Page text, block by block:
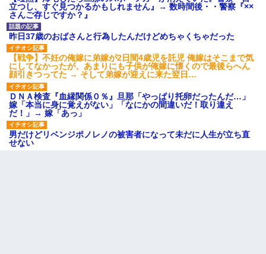
立つし、すぐ見つかるかもしれません』→ 数時間後・・警察『××
さんご存じですか？』
昨日37歳のおばさんと行為したんだけどめちゃくちゃだった
【戦争】不妊の俺嫁に弟嫁が2日間4歳児を託児 俺嫁はそこまで気
にしてなかったが、あまりにも子供が俺嫁に懐くので最後らへん
顔引きつってた → そして弟嫁が迎えに来た翌日…
ＤＮＡ検査『血縁関係０％』旦那「やっぱり托卵だったんだ…」
嫁「本当に身に覚えがない」「なにかの間違いだ！取り違え
だ！」→ 嫁「あっ」
男だけどリベンジポノレノの被害者になって未だに人生が立ち直
せない